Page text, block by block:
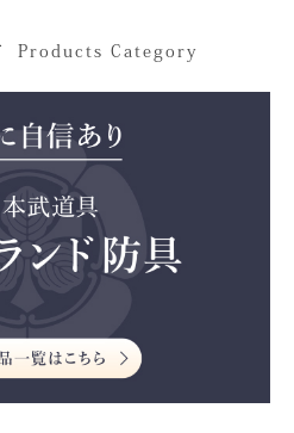
Products Category